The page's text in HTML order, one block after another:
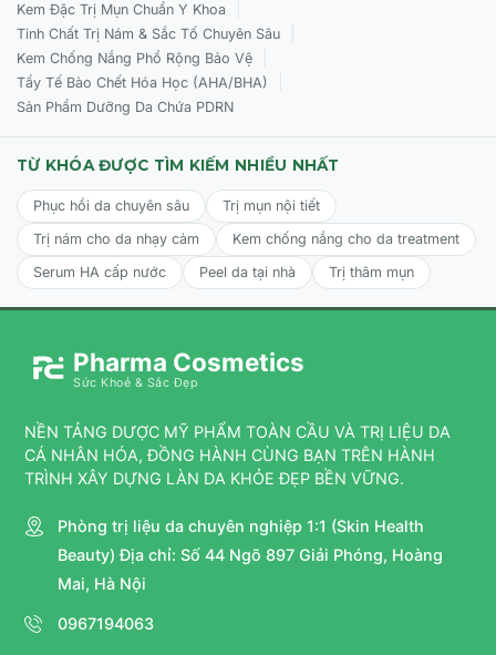
Kem Đặc Trị Mụn Chuẩn Y Khoa
Tinh Chất Trị Nám & Sắc Tố Chuyên Sâu
Kem Chống Nắng Phổ Rộng Bảo Vệ
Tẩy Tế Bào Chết Hóa Học (AHA/BHA)
Sản Phẩm Dưỡng Da Chứa PDRN
TỪ KHÓA ĐƯỢC TÌM KIẾM NHIỀU NHẤT
Phục hồi da chuyên sâu
Trị mụn nội tiết
Trị nám cho da nhạy cảm
Kem chống nắng cho da treatment
Serum HA cấp nước
Peel da tại nhà Trị thâm mụn
Pharma Cosmetics
Sức Khoẻ & Sắc Đẹp
NỀN TẢNG DƯỢC MỸ PHẨM TOÀN CẦU VÀ TRỊ LIỆU DA
CÁ NHÂN HÓA, ĐỒNG HÀNH CÙNG BẠN TRÊN HÀNH
TRÌNH XÂY DỰNG LÀN DA KHỎE ĐẸP BỀN VỮNG.
Phòng trị liệu da chuyên nghiệp 1:1 (Skin Health
Beauty) Địa chỉ: Số 44 Ngõ 897 Giải Phóng, Hoàng
Mai, Hà Nội
0967194063